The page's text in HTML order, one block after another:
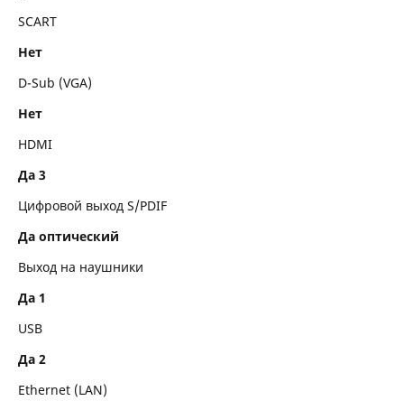
SCART
Нет
D-Sub (VGA)
Нет
HDMI
Да 3
Цифровой выход S/PDIF
Да оптический
Выход на наушники
Да 1
USB
Да 2
Ethernet (LAN)